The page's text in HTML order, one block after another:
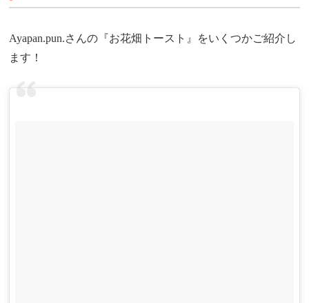
Ayapan.pun.さんの『お花畑トースト』をいくつかご紹介し
ます！